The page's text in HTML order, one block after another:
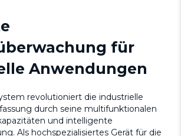
für
Anwendungen
revolutioniert die industrielle
durch seine multifunktionalen
und intelligente
Als hochspezialisiertes Gerät für die